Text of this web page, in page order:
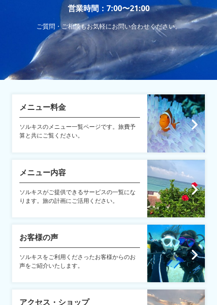
営業時間：7:00〜21:00
ご質問・ご相談もお気軽にお問い合わせください。
メニュー料金
ソルキスのメニュー一覧ページです。旅費予
算と共にご覧ください。
メニュー内容
ソルキスがご提供できるサービスの一覧にな
ります。旅の計画にご活用ください。
お客様の声
ソルキスをご利用くださったお客様からのお
声をご紹介いたします。
アクセス・ショップ